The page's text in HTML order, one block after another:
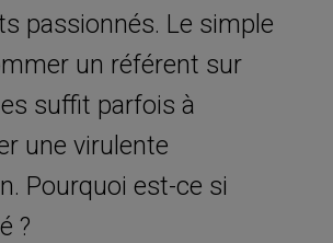
passionnés. Le simple
un référent sur
suffit parfois à
une virulente
Pourquoi est-ce si
?